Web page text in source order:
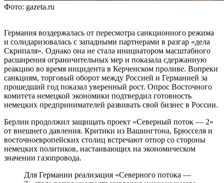
Фото: gazeta.ru
Германия воздержалась от пересмотра санкционного режима
и солидаризовалась с западными партнерами в разгар «дела
Скрипаля». Однако она не стала инициатором масштабного
расширения ограничительных мер и показала сдержанную
реакцию во время инцидента в Керченском проливе. Вопреки
санкциям, торговый оборот между Россией и Германией за
прошедший год показал уверенный рост. Опрос Восточного
комитета немецкой экономики подтвердил готовность
немецких предпринимателей развивать свой бизнес в России.
Берлин продолжил защищать проект «Северный поток — 2»
от внешнего давления. Критики из Вашингтона, Брюсселя и
восточноевропейских столиц встречают отпор со стороны
немецких политиков, настаивающих на экономическом
значении газопровода.
Для Германии реализация «Северного потока —